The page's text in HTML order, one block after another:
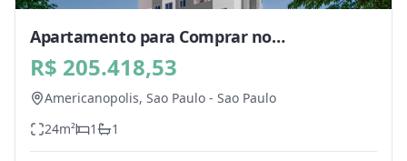
Apartamento para Comprar no
Americanopolis, Sao Paulo - SP
R$ 205.418,53
Americanopolis, Sao Paulo - Sao Paulo
24m² 1 1